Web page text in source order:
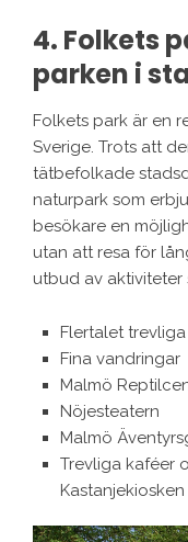
4. Folkets
parken i
Folkets park är en
Sverige. Trots att
tätbefolkade
naturpark som
besökare en
utan att resa för
utbud av aktiviteter
Flertalet
Fina vandringar
Malmö
Nöjesteatern
Malmö
Trevliga kaféer